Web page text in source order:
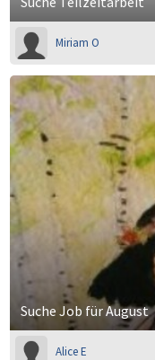
Miriam O
Suche Job für August
Alice E